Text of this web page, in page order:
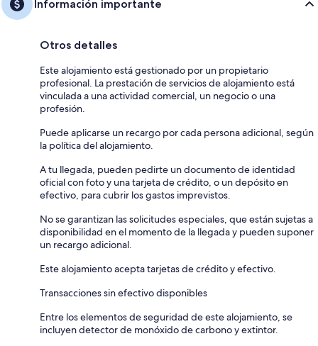
Información importante
Otros detalles
Este alojamiento está gestionado por un propietario
profesional. La prestación de servicios de alojamiento está
vinculada a una actividad comercial, un negocio o una
profesión.
Puede aplicarse un recargo por cada persona adicional, según
la política del alojamiento.
A tu llegada, pueden pedirte un documento de identidad
oficial con foto y una tarjeta de crédito, o un depósito en
efectivo, para cubrir los gastos imprevistos.
No se garantizan las solicitudes especiales, que están sujetas a
disponibilidad en el momento de la llegada y pueden suponer
un recargo adicional.
Este alojamiento acepta tarjetas de crédito y efectivo.
Transacciones sin efectivo disponibles
Entre los elementos de seguridad de este alojamiento, se
incluyen detector de monóxido de carbono y extintor.